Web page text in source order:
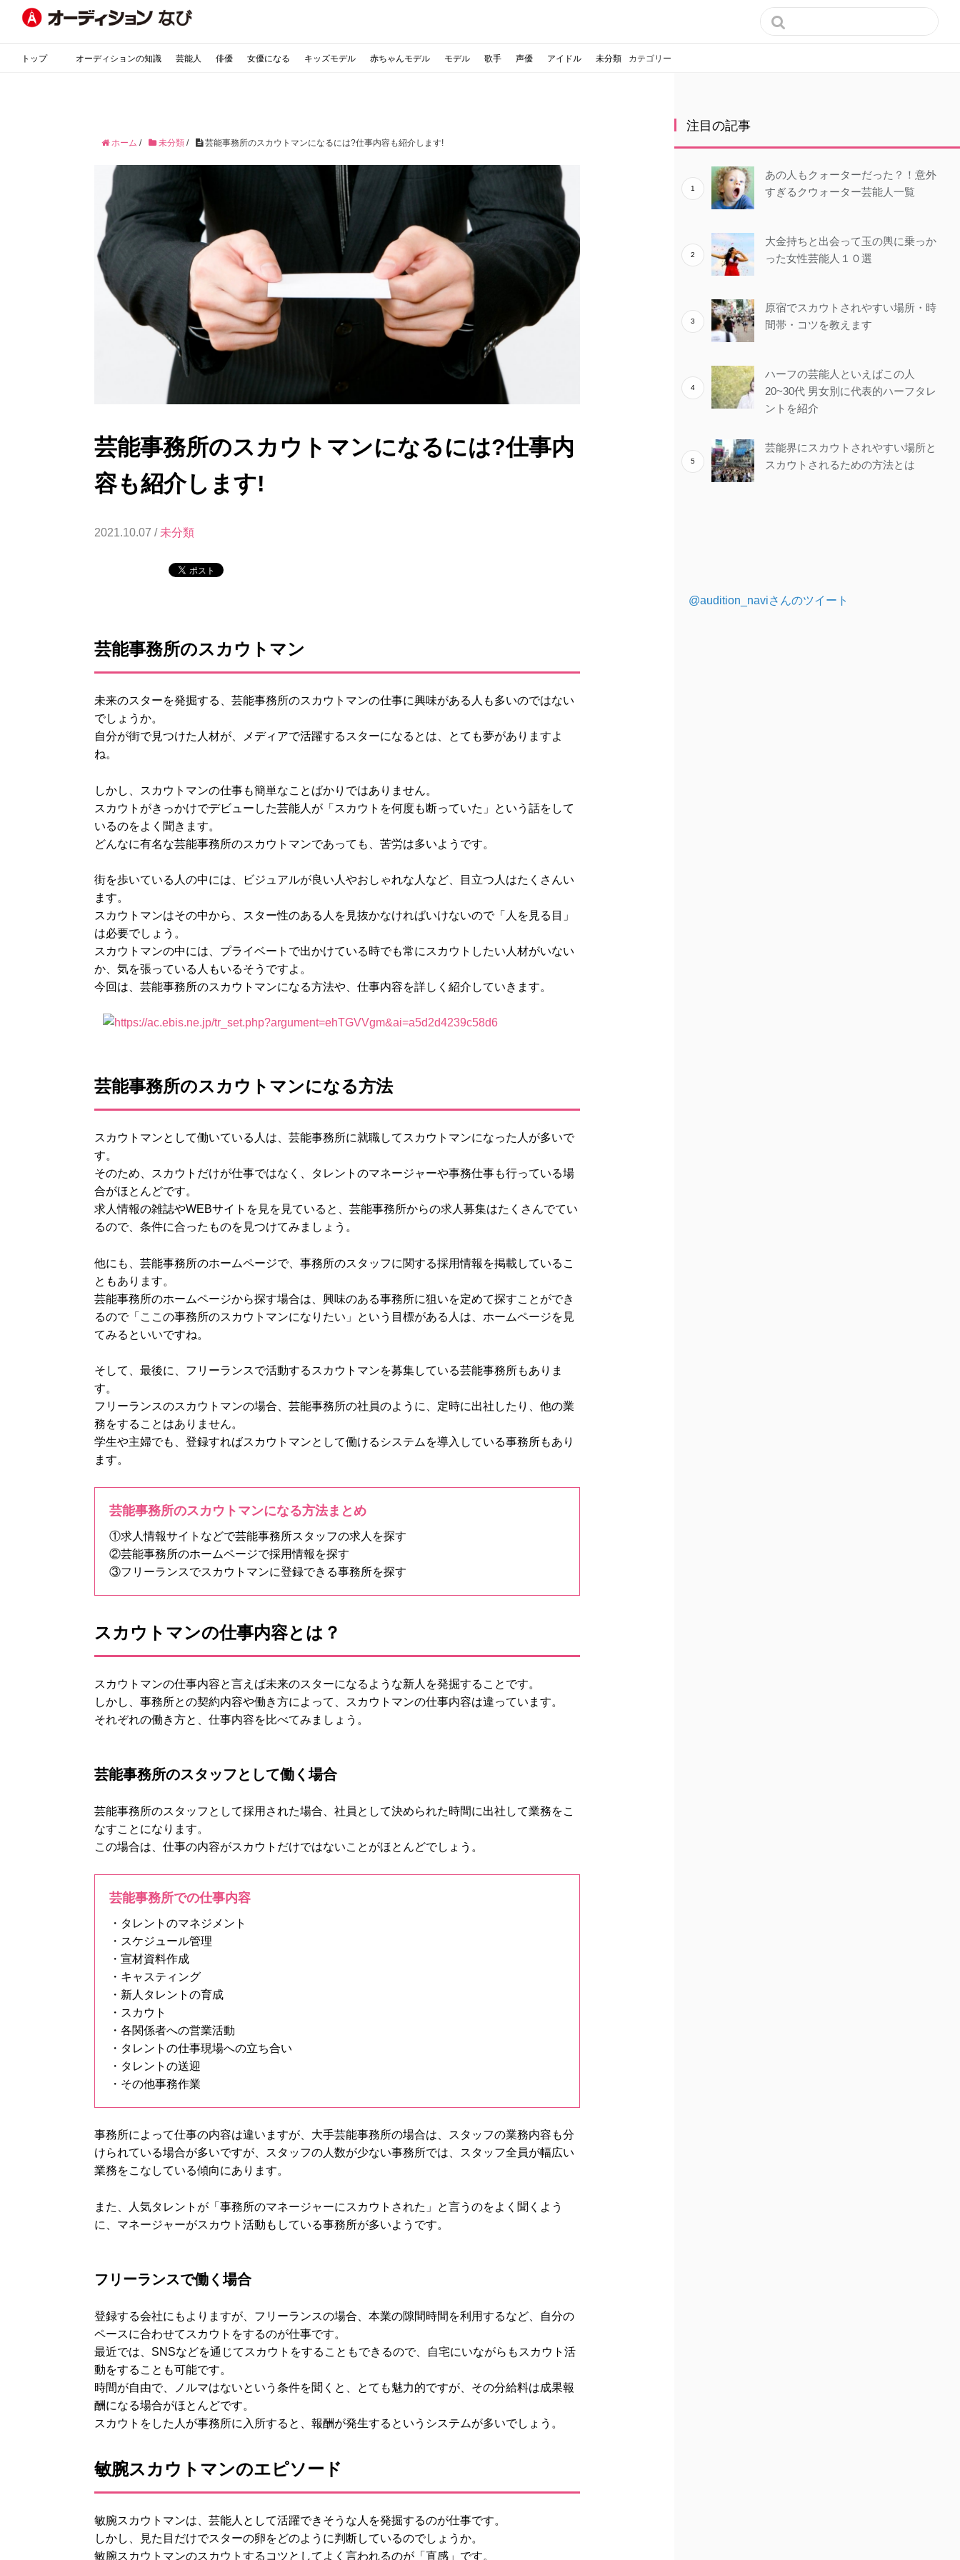

トップ カテゴリー
オーディションの知識 芸能人 俳優 女優になる キッズモデル 赤ちゃんモデル モデル 歌手 声優 アイドル 未分類
ホーム / 未分類 / 芸能事務所のスカウトマンになるには?仕事内容も紹介します!
芸能事務所のスカウトマンになるには?仕事内
容も紹介します!
2021.10.07 / 未分類
芸能事務所のスカウトマン
未来のスターを発掘する、芸能事務所のスカウトマンの仕事に興味がある人も多いのではない
でしょうか。
自分が街で見つけた人材が、メディアで活躍するスターになるとは、とても夢がありますよ
ね。
しかし、スカウトマンの仕事も簡単なことばかりではありません。
スカウトがきっかけでデビューした芸能人が「スカウトを何度も断っていた」という話をして
いるのをよく聞きます。
どんなに有名な芸能事務所のスカウトマンであっても、苦労は多いようです。
街を歩いている人の中には、ビジュアルが良い人やおしゃれな人など、目立つ人はたくさんい
ます。
スカウトマンはその中から、スター性のある人を見抜かなければいけないので「人を見る目」
は必要でしょう。
スカウトマンの中には、プライベートで出かけている時でも常にスカウトしたい人材がいない
か、気を張っている人もいるそうですよ。
今回は、芸能事務所のスカウトマンになる方法や、仕事内容を詳しく紹介していきます。
芸能事務所のスカウトマンになる方法
スカウトマンとして働いている人は、芸能事務所に就職してスカウトマンになった人が多いで
す。
そのため、スカウトだけが仕事ではなく、タレントのマネージャーや事務仕事も行っている場
合がほとんどです。
求人情報の雑誌やWEBサイトを見を見ていると、芸能事務所からの求人募集はたくさんでてい
るので、条件に合ったものを見つけてみましょう。
他にも、芸能事務所のホームページで、事務所のスタッフに関する採用情報を掲載しているこ
ともあります。
芸能事務所のホームページから探す場合は、興味のある事務所に狙いを定めて探すことができ
るので「ここの事務所のスカウトマンになりたい」という目標がある人は、ホームページを見
てみるといいですね。
そして、最後に、フリーランスで活動するスカウトマンを募集している芸能事務所もありま
す。
フリーランスのスカウトマンの場合、芸能事務所の社員のように、定時に出社したり、他の業
務をすることはありません。
学生や主婦でも、登録すればスカウトマンとして働けるシステムを導入している事務所もあり
ます。
芸能事務所のスカウトマンになる方法まとめ
①求人情報サイトなどで芸能事務所スタッフの求人を探す
②芸能事務所のホームページで採用情報を探す
③フリーランスでスカウトマンに登録できる事務所を探す
スカウトマンの仕事内容とは？
スカウトマンの仕事内容と言えば未来のスターになるような新人を発掘することです。
しかし、事務所との契約内容や働き方によって、スカウトマンの仕事内容は違っています。
それぞれの働き方と、仕事内容を比べてみましょう。
芸能事務所のスタッフとして働く場合
芸能事務所のスタッフとして採用された場合、社員として決められた時間に出社して業務をこ
なすことになります。
この場合は、仕事の内容がスカウトだけではないことがほとんどでしょう。
芸能事務所での仕事内容
・タレントのマネジメント
・スケジュール管理
・宣材資料作成
・キャスティング
・新人タレントの育成
・スカウト
・各関係者への営業活動
・タレントの仕事現場への立ち合い
・タレントの送迎
・その他事務作業
事務所によって仕事の内容は違いますが、大手芸能事務所の場合は、スタッフの業務内容も分
けられている場合が多いですが、スタッフの人数が少ない事務所では、スタッフ全員が幅広い
業務をこなしている傾向にあります。
また、人気タレントが「事務所のマネージャーにスカウトされた」と言うのをよく聞くよう
に、マネージャーがスカウト活動もしている事務所が多いようです。
フリーランスで働く場合
登録する会社にもよりますが、フリーランスの場合、本業の隙間時間を利用するなど、自分の
ペースに合わせてスカウトをするのが仕事です。
最近では、SNSなどを通じてスカウトをすることもできるので、自宅にいながらもスカウト活
動をすることも可能です。
時間が自由で、ノルマはないという条件を聞くと、とても魅力的ですが、その分給料は成果報
酬になる場合がほとんどです。
スカウトをした人が事務所に入所すると、報酬が発生するというシステムが多いでしょう。
敏腕スカウトマンのエピソード
敏腕スカウトマンは、芸能人として活躍できそうな人を発掘するのが仕事です。
しかし、見た目だけでスターの卵をどのように判断しているのでしょうか。
敏腕スカウトマンのスカウトするコツとしてよく言われるのが「直感」です。
注目の記事
あの人もクォーターだった？！意外
すぎるクウォーター芸能人一覧
大金持ちと出会って玉の輿に乗っか
った女性芸能人１０選
原宿でスカウトされやすい場所・時
間帯・コツを教えます
ハーフの芸能人といえばこの人
20~30代 男女別に代表的ハーフタレ
ントを紹介
芸能界にスカウトされやすい場所と
スカウトされるための方法とは
@audition_naviさんのツイート